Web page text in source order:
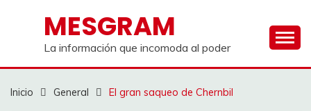
contenidoMESGRAM
La información que incomoda al poder
Inicio General El gran saqueo de Chernbil